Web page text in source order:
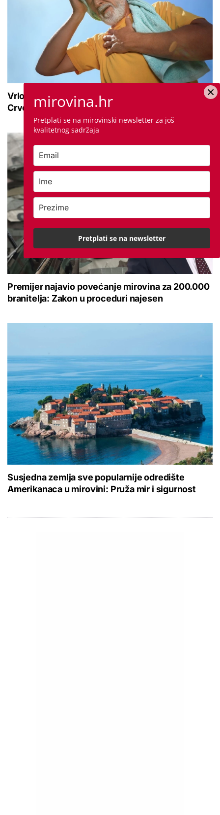
Vrlo velika opasnost od vrućine do kraja tjedna:
Crveno upozorenje vlada na ovom području
Premijer najavio povećanje mirovina za 200.000
branitelja: Zakon u proceduri najesen
Susjedna zemlja sve popularnije odredište
Amerikanaca u mirovini: Pruža mir i sigurnost
mirovina.hr
Pretplati se na mirovinski newsletter za još
kvalitetnog sadržaja
Pretplati se na newsletter